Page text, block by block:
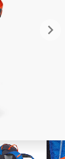
keyboard_arrow_right